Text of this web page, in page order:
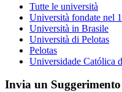
Tutte le università
Università fondate nel
Università in Brasile
Università di Pelotas
Pelotas
Universidade Católica
Invia un Suggerimento